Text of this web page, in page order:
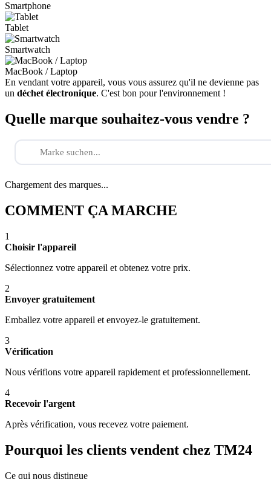
Smartphone
Tablet
Smartwatch
MacBook / Laptop
En vendant votre appareil, vous vous assurez qu'il ne devienne pas
un déchet électronique. C'est bon pour l'environnement !
Quelle marque souhaitez-vous vendre ?
Chargement des marques...
COMMENT ÇA MARCHE
1
Choisir l'appareil
Sélectionnez votre appareil et obtenez votre prix.
2
Envoyer gratuitement
Emballez votre appareil et envoyez-le gratuitement.
3
Vérification
Nous vérifions votre appareil rapidement et professionnellement.
4
Recevoir l'argent
Après vérification, vous recevez votre paiement.
Pourquoi les clients vendent chez TM24
Ce qui nous distingue